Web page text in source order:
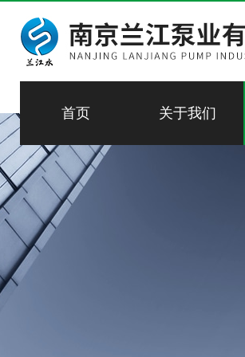
首页 关于我们